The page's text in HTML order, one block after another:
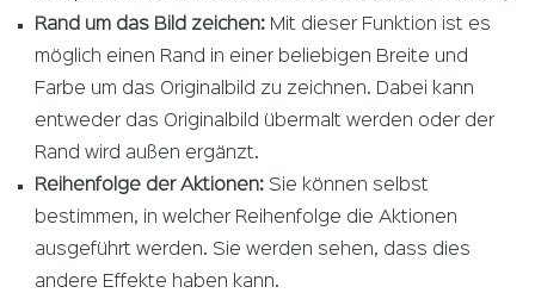
Rand um das Bild zeichen: Mit dieser Funktion ist es
möglich einen Rand in einer beliebigen Breite und
Farbe um das Originalbild zu zeichnen. Dabei kann
entweder das Originalbild übermalt werden oder der
Rand wird außen ergänzt.
Reihenfolge der Aktionen: Sie können selbst
bestimmen, in welcher Reihenfolge die Aktionen
ausgeführt werden. Sie werden sehen, dass dies
andere Effekte haben kann.